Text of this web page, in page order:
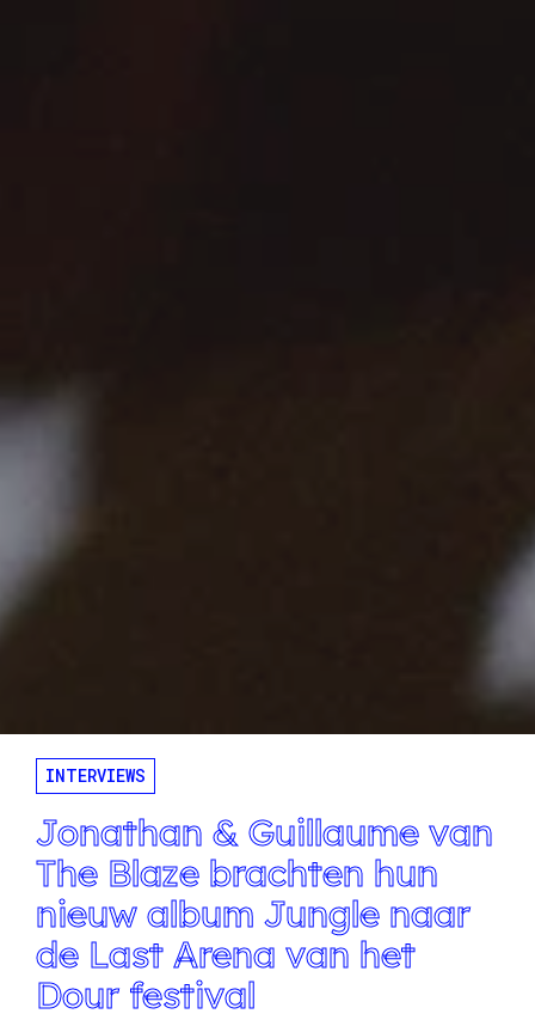
INTERVIEWS
Jonathan & Guillaume van
The Blaze brachten hun
nieuw album Jungle naar
de Last Arena van het
Dour festival